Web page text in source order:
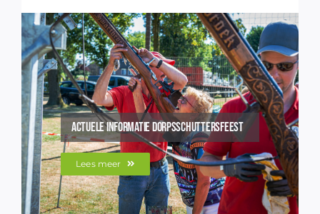
Actuele informatie dorpsschuttersfeest
Lees meer